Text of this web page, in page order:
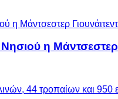
η Μάντσεστερ